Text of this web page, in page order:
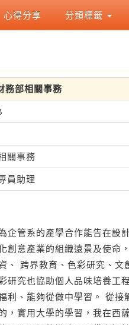
心得分享 分類標籤
部相關事務
關事務
員助理
企管系的產學合作能告在設
創意產業的組織遠景及使命
、 跨界教育、色彩研究、文
研究也協助個人品味培養工
利、能夠從做中學習。 從接
，實用大學的學習，我在西